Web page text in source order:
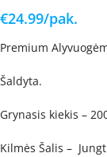
€24.99/pak.
Premium
Šaldyta.
Grynasis kiekis –
Kilmės Šalis –